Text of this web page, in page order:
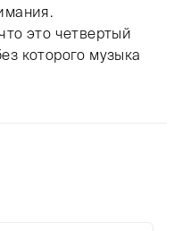
это четвертый
которого музыка